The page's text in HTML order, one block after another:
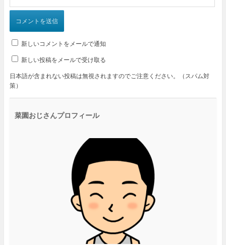
新しいコメントをメールで通知
新しい投稿をメールで受け取る
日本語が含まれない投稿は無視されますのでご注意ください。（スパム対
策）
菜園おじさんプロフィール